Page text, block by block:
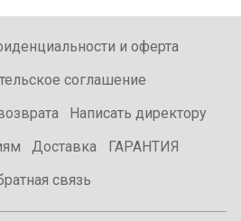
и оферта
соглашение
Написать директору
Доставка
ГАРАНТИЯ
связь